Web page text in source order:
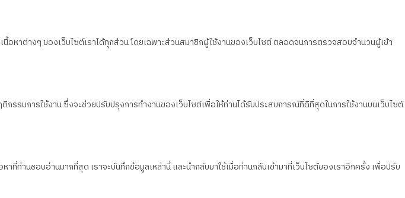
าต่างๆ ของเว็บไซต์เราได้ทุกส่วน โดยเฉพาะส่วนสมาชิกผู้ใช้งานของเว็บไซต์ ตลอดจนการตรวจสอบจำนวนผู้เข้า
รรมการใช้งาน ซึ่งจะช่วยปรับปรุงการทำงานของเว็บไซต์เพื่อให้ท่านได้รับประสบการณ์ที่ดีที่สุดในการใช้งานบนเว็บไซต์
ท่านชอบอ่านมากที่สุด เราจะบันทึกข้อมูลเหล่านี้ และนำกลับมาใช้เมื่อท่านกลับเข้ามาที่เว็บไซต์ของเราอีกครั้ง เพื่อปรับ